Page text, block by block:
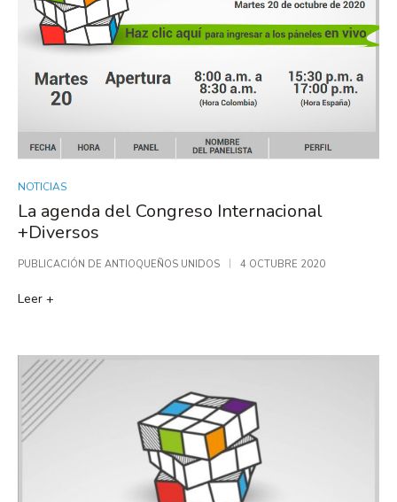
NOTICIAS
La agenda del Congreso Internacional
+Diversos
PUBLICACIÓN DE ANTIOQUEÑOS UNIDOS 4 OCTUBRE 2020
Leer +